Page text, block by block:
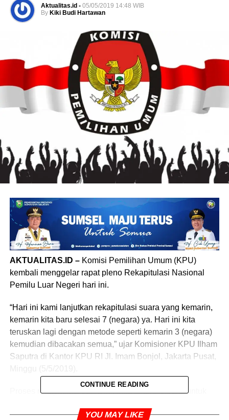
Aktualitas.id - 05/05/2019 14:48 WIB
By Kiki Budi Hartawan
AKTUALITAS.ID –Komisi Pemilihan Umum (KPU)
kembali menggelar rapat pleno Rekapitulasi Nasional
Pemilu Luar Negeri hari ini.
“Hari ini kami lanjutkan rekapitulasi suara yang kemarin,
kemarin kita baru selesai 7 (negara) ya. Hari ini kita
teruskan lagi dengan metode seperti kemarin 3 (negara)
kemudian dibacakan semua,” ujar Komisioner KPU Ilham
Saputra di Kantor KPU RI Jl. Imam Bonjol, Jakarta Pusat,
Proses rekapitulasi suara ini, kata Ilham, dibuka untuk
perhitungan suara, bisa diproses sesuai dengan
CONTINUE READING
YOU MAY LIKE